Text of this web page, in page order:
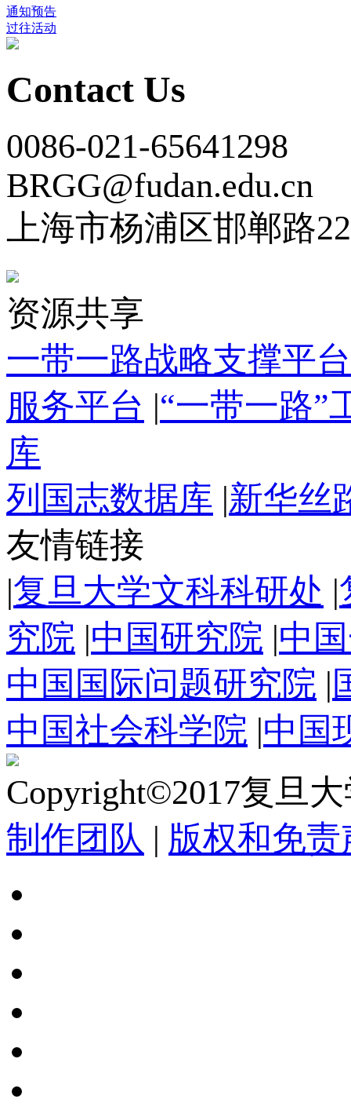
通知预告
过往活动
Contact Us
0086-021-65641298
BRGG@fudan.edu.cn
上海市杨浦区邯郸路
资源共享
一带一路战略支撑平台
服务平台 |“一带一路”
库
列国志数据库 |新华丝
友情链接
|复旦大学文科科研处 |
究院 |中国研究院 |中
中国国际问题研究院 |
中国社会科学院 |中国
Copyright©2017复旦
制作团队 | 版权和免责